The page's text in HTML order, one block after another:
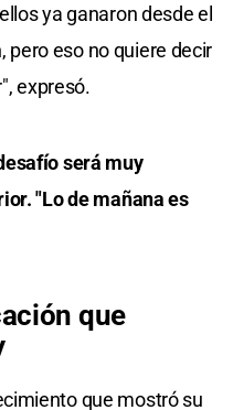
ya ganaron desde el
pero eso no quiere decir
expresó.
será muy
"Lo de mañana es
que
que mostró su